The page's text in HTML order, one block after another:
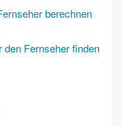
berechnen
den Fernseher finden